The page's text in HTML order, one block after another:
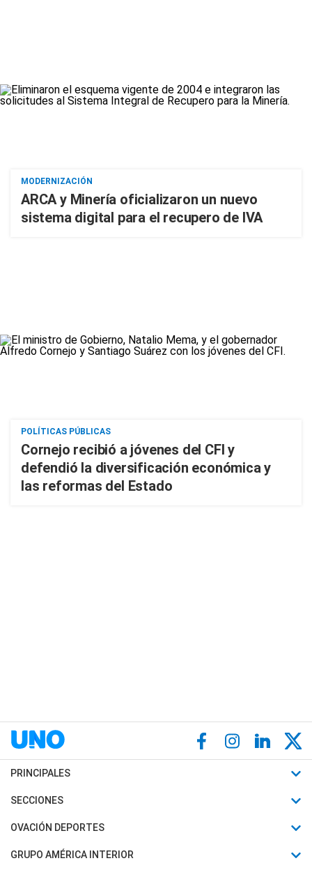
MODERNIZACIÓN
ARCA y Minería oficializaron un nuevo
sistema digital para el recupero de IVA
POLÍTICAS PÚBLICAS
Cornejo recibió a jóvenes del CFI y
defendió la diversificación económica y
las reformas del Estado
PRINCIPALES
Últimas Noticias
Política
SECCIONES
Horóscopo
Motores
OVACIÓN DEPORTES
Fútbol
GRUPO AMÉRICA INTERIOR